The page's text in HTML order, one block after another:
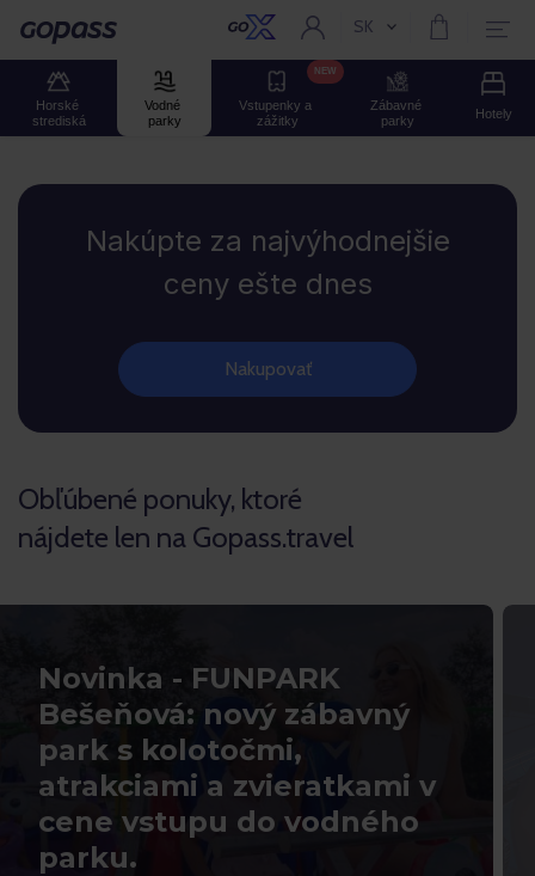
Gopass Aktuální jazyk:
SK
Horské
strediská
Vodné
parky
Vstupenky a
zážitky
NEW
Zábavné
parky
Hotely
Nakúpte za najvýhodnejšie
ceny ešte dnes
Nakupovať
Obľúbené ponuky, ktoré
nájdete len na Gopass.travel
Novinka - FUNPARK
Bešeňová: nový zábavný
park s kolotočmi,
atrakciami a zvieratkami v
cene vstupu do vodného
parku.